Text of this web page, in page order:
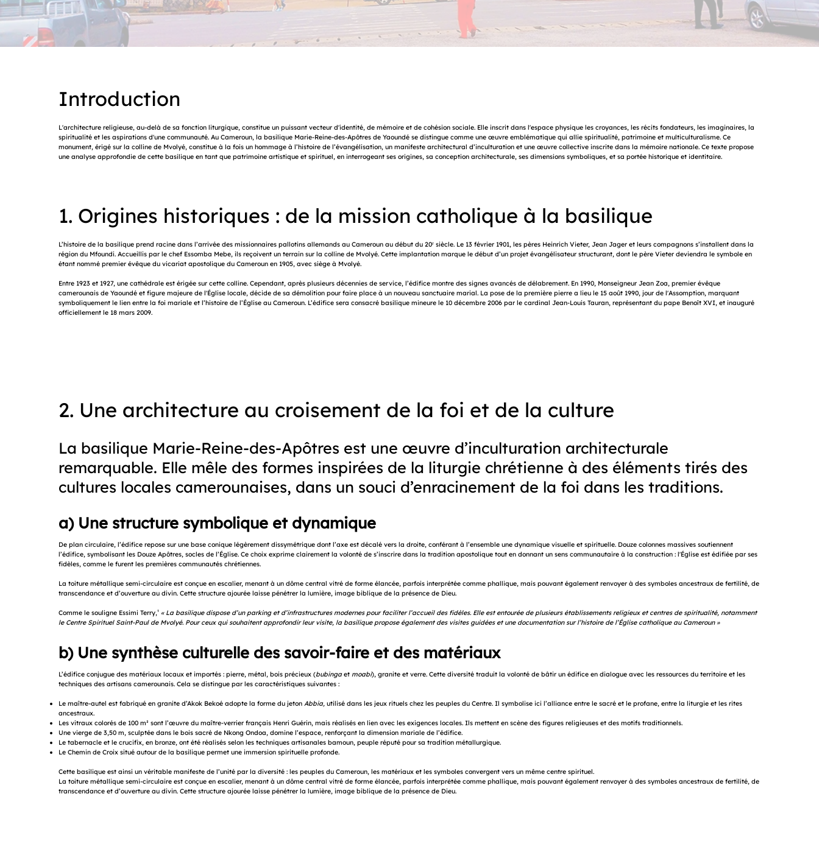
Introduction
L'architecture religieuse, au-delà de sa fonction liturgique, constitue un puissant vecteur d'identité, de mémoire et de cohésion sociale. Elle inscrit dans l'espace physique les croyances, les récits fondateurs, les imaginaires, la
spiritualité et les aspirations d'une communauté. Au Cameroun, la basilique Marie-Reine-des-Apôtres de Yaoundé se distingue comme une œuvre emblématique qui allie spiritualité, patrimoine et multiculturalisme. Ce
monument, érigé sur la colline de Mvolyé, constitue à la fois un hommage à l’histoire de l’évangélisation, un manifeste architectural d’inculturation et une œuvre collective inscrite dans la mémoire nationale. Ce texte propose
une analyse approfondie de cette basilique en tant que patrimoine artistique et spirituel, en interrogeant ses origines, sa conception architecturale, ses dimensions symboliques, et sa portée historique et identitaire.
1. Origines historiques : de la mission catholique à la basilique
L’histoire de la basilique prend racine dans l’arrivée des missionnaires pallotins allemands au Cameroun au début du 20ᵉ siècle. Le 13 février 1901, les pères Heinrich Vieter, Jean Jager et leurs compagnons s’installent dans la
région du Mfoundi. Accueillis par le chef Essomba Mebe, ils reçoivent un terrain sur la colline de Mvolyé. Cette implantation marque le début d’un projet évangélisateur structurant, dont le père Vieter deviendra le symbole en
étant nommé premier évêque du vicariat apostolique du Cameroun en 1905, avec siège à Mvolyé.
Entre 1923 et 1927, une cathédrale est érigée sur cette colline. Cependant, après plusieurs décennies de service, l’édifice montre des signes avancés de délabrement. En 1990, Monseigneur Jean Zoa, premier évêque
camerounais de Yaoundé et figure majeure de l'Église locale, décide de sa démolition pour faire place à un nouveau sanctuaire marial. La pose de la première pierre a lieu le 15 août 1990, jour de l'Assomption, marquant
symboliquement le lien entre la foi mariale et l’histoire de l’Église au Cameroun. L’édifice sera consacré basilique mineure le 10 décembre 2006 par le cardinal Jean-Louis Tauran, représentant du pape Benoît XVI, et inauguré
officiellement le 18 mars 2009.
2. Une architecture au croisement de la foi et de la culture
La basilique Marie-Reine-des-Apôtres est une œuvre d’inculturation architecturale
remarquable. Elle mêle des formes inspirées de la liturgie chrétienne à des éléments tirés des
cultures locales camerounaises, dans un souci d’enracinement de la foi dans les traditions.
a) Une structure symbolique et dynamique
De plan circulaire, l’édifice repose sur une base conique légèrement dissymétrique dont l’axe est décalé vers la droite, conférant à l’ensemble une dynamique visuelle et spirituelle. Douze colonnes massives soutiennent
l’édifice, symbolisant les Douze Apôtres, socles de l’Église. Ce choix exprime clairement la volonté de s’inscrire dans la tradition apostolique tout en donnant un sens communautaire à la construction : l'Église est édifiée par ses
fidèles, comme le furent les premières communautés chrétiennes.
La toiture métallique semi-circulaire est conçue en escalier, menant à un dôme central vitré de forme élancée, parfois interprétée comme phallique, mais pouvant également renvoyer à des symboles ancestraux de fertilité, de
transcendance et d’ouverture au divin. Cette structure ajourée laisse pénétrer la lumière, image biblique de la présence de Dieu.
Comme le souligne Essimi Terry,¹ « La basilique dispose d’un parking et d’infrastructures modernes pour faciliter l’accueil des fidèles. Elle est entourée de plusieurs établissements religieux et centres de spiritualité, notamment
le Centre Spirituel Saint-Paul de Mvolyé. Pour ceux qui souhaitent approfondir leur visite, la basilique propose également des visites guidées et une documentation sur l’histoire de l’Église catholique au Cameroun »
b) Une synthèse culturelle des savoir-faire et des matériaux
L’édifice conjugue des matériaux locaux et importés : pierre, métal, bois précieux (bubingaetmoabi), granite et verre. Cette diversité traduit la volonté de bâtir un édifice en dialogue avec les ressources du territoire et les
techniques des artisans camerounais. Cela se distingue par les caractéristiques suivantes :
Le maître-autel est fabriqué en granite d’Akok Bekoé adopte la forme du jeton Abbia, utilisé dans les jeux rituels chez les peuples du Centre. Il symbolise ici l’alliance entre le sacré et le profane, entre la liturgie et les rites
ancestraux.
Les vitraux colorés de 100 m² sont l’œuvre du maître-verrier français Henri Guérin, mais réalisés en lien avec les exigences locales. Ils mettent en scène des figures religieuses et des motifs traditionnels.
Une vierge de 3,50 m, sculptée dans le bois sacré de Nkong Ondoa, domine l’espace, renforçant la dimension mariale de l’édifice.
Le tabernacle et le crucifix, en bronze, ont été réalisés selon les techniques artisanales bamoun, peuple réputé pour sa tradition métallurgique.
Le Chemin de Croix situé autour de la basilique permet une immersion spirituelle profonde.
Cette basilique est ainsi un véritable manifeste de l’unité par la diversité : les peuples du Cameroun, les matériaux et les symboles convergent vers un même centre spirituel.
La toiture métallique semi-circulaire est conçue en escalier, menant à un dôme central vitré de forme élancée, parfois interprétée comme phallique, mais pouvant également renvoyer à des symboles ancestraux de fertilité, de
transcendance et d’ouverture au divin. Cette structure ajourée laisse pénétrer la lumière, image biblique de la présence de Dieu.